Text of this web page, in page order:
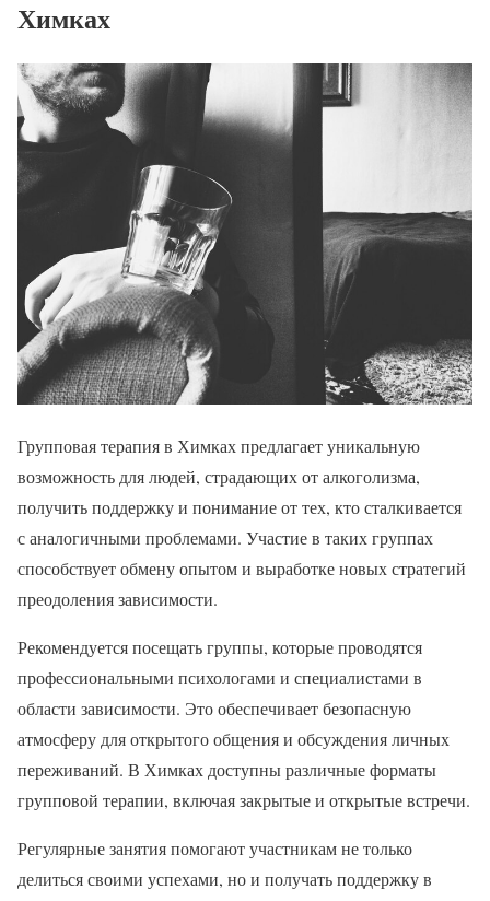
Химках
Групповая терапия в Химках предлагает уникальную
возможность для людей, страдающих от алкоголизма,
получить поддержку и понимание от тех, кто сталкивается
с аналогичными проблемами. Участие в таких группах
способствует обмену опытом и выработке новых стратегий
преодоления зависимости.
Рекомендуется посещать группы, которые проводятся
профессиональными психологами и специалистами в
области зависимости. Это обеспечивает безопасную
атмосферу для открытого общения и обсуждения личных
переживаний. В Химках доступны различные форматы
групповой терапии, включая закрытые и открытые встречи.
Регулярные занятия помогают участникам не только
делиться своими успехами, но и получать поддержку в